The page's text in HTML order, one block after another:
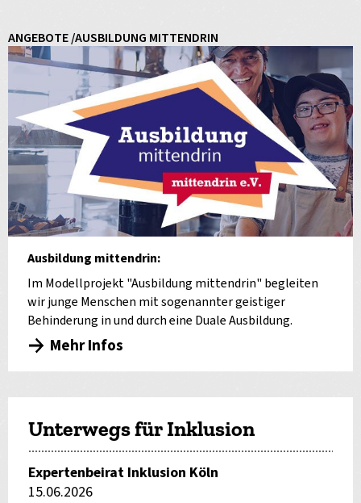
ANGEBOTE /AUSBILDUNG MITTENDRIN
Ausbildung mittendrin:
Im Modellprojekt "Ausbildung mittendrin" begleiten
wir junge Menschen mit sogenannter geistiger
Behinderung in und durch eine Duale Ausbildung.
Mehr Infos
Unterwegs für Inklusion
Expertenbeirat Inklusion Köln
15.06.2026